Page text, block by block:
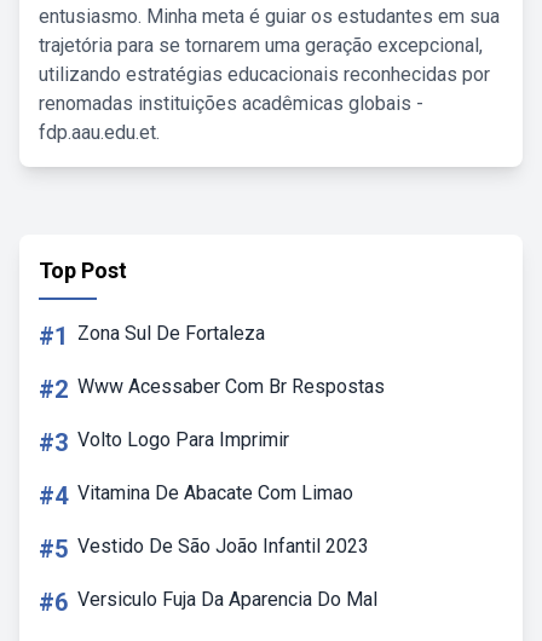
entusiasmo. Minha meta é guiar os estudantes em sua
trajetória para se tornarem uma geração excepcional,
utilizando estratégias educacionais reconhecidas por
renomadas instituições acadêmicas globais -
fdp.aau.edu.et.
Top Post
#1 Zona Sul De Fortaleza
#2 Www Acessaber Com Br Respostas
#3 Volto Logo Para Imprimir
#4 Vitamina De Abacate Com Limao
#5 Vestido De São João Infantil 2023
#6 Versiculo Fuja Da Aparencia Do Mal